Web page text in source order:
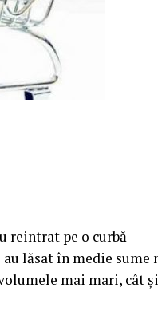
reintrat pe o curbă
lăsat în medie sume
mai mari, cât şi